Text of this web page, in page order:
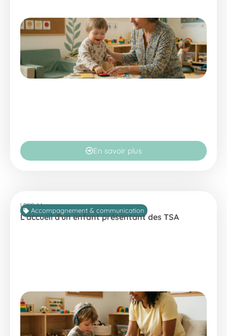
En savoir plus
LPSC-14
Accompagnement & communication
L'accueil d'un enfant présentant des TSA